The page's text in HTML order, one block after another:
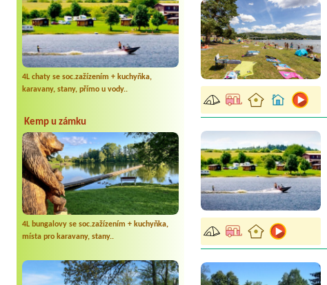
4L chaty se soc.zažízením + kuchyňka,
karavany, stany, přímo u vody..
Kemp u zámku
4L bungalovy se soc.zažízením + kuchyňka,
místa pro karavany, stany..